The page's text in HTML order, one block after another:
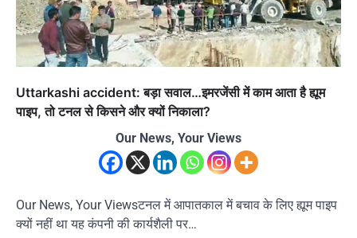
Uttarkashi accident: बड़ा सवाल…इमरजेंसी में काम आता है ह्यूम
पाइप, तो टनल से किसने और क्यों निकाला?
Our News, Your Views
Our News, Your Viewsटनल में आपातकाल में बचाव के लिए ह्यूम पाइप
क्यों नहीं था यह कंपनी की कार्यशैली पर…